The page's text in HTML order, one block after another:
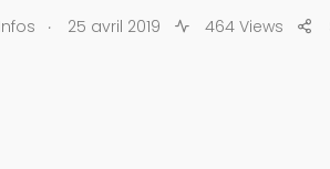
. 25 avril 2019 464 Views